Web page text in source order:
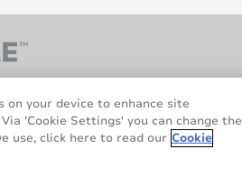
on your device to enhance site
'Cookie Settings' you can change the
use, click here to read our Cookie